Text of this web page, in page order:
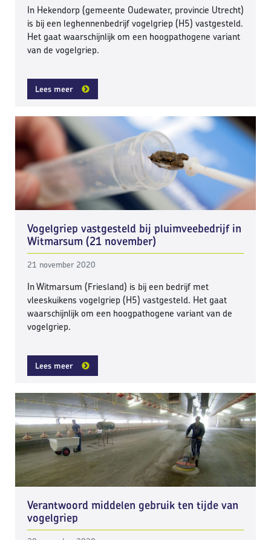
In Hekendorp (gemeente Oudewater, provincie Utrecht)
is bij een leghennenbedrijf vogelgriep (H5) vastgesteld.
Het gaat waarschijnlijk om een hoogpathogene variant
van de vogelgriep.
Lees meer
Vogelgriep vastgesteld bij pluimveebedrijf in
Witmarsum (21 november)
21 november 2020
In Witmarsum (Friesland) is bij een bedrijf met
vleeskuikens vogelgriep (H5) vastgesteld. Het gaat
waarschijnlijk om een hoogpathogene variant van de
vogelgriep.
Lees meer
Verantwoord middelen gebruik ten tijde van
vogelgriep